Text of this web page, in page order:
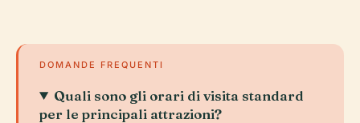
DOMANDE FREQUENTI
Quali sono gli orari di visita standard
per le principali attrazioni?